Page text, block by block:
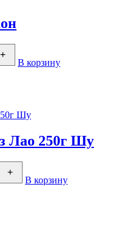
+
В корзину
Лао 250г Шу
+
В корзину